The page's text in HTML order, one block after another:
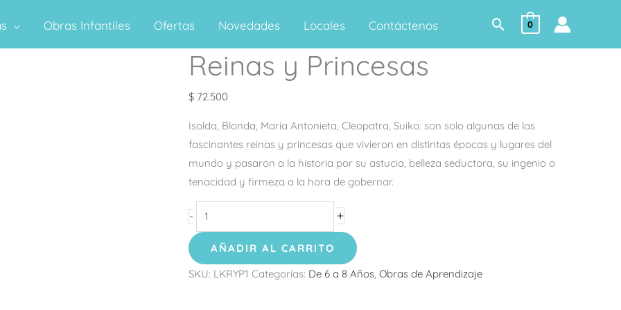
Obras Infantiles Ofertas Novedades Locales Contáctenos Buscar
0
Reinas y Princesas
$ 72.500
Isolda, Blonda, María Antonieta, Cleopatra, Suiko: son solo algunas de las
fascinantes reinas y princesas que vivieron en distintas épocas y lugares del
mundo y pasaron a la historia por su astucia, belleza seductora, su ingenio o
tenacidad y firmeza a la hora de gobernar.
-
Reinas
Princesas
+
AÑADIR AL CARRITO
SKU: LKRYP1 Categorías: De 6 a 8 Años Obras de Aprendizaje